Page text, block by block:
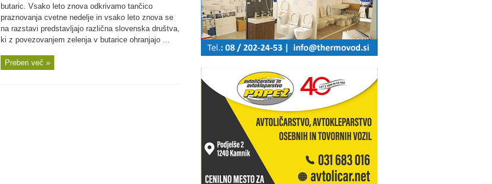
butaric. Vsako leto znova odkrivamo tančico
praznovanja cvetne nedelje in vsako leto znova se
na razstavi predstavljajo različna slovenska društva,
ki z povezovanjem zelenja v butarice ohranjajo ...
Preberi več »